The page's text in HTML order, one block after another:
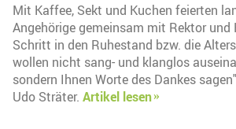
Mit Kaffee, Sekt und Kuchen feierten
Angehörige gemeinsam mit Rektor und
Schritt in den Ruhestand bzw. die
wollen nicht sang- und klanglos
sondern Ihnen Worte des Dankes
Udo Sträter. Artikel lesen